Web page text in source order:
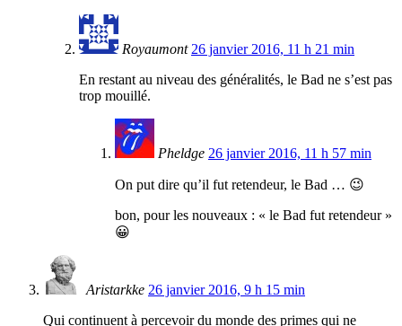
Royaumont 26 janvier 2016, 11 h 21 min
En restant au niveau des généralités, le Bad ne s’est pas
trop mouillé.
Pheldge 26 janvier 2016, 11 h 57 min
On put dire qu’il fut retendeur, le Bad … 😉
bon, pour les nouveaux : « le Bad fut retendeur »
😀
Aristarkke 26 janvier 2016, 9 h 15 min
Qui continuent à percevoir du monde des primes qui ne